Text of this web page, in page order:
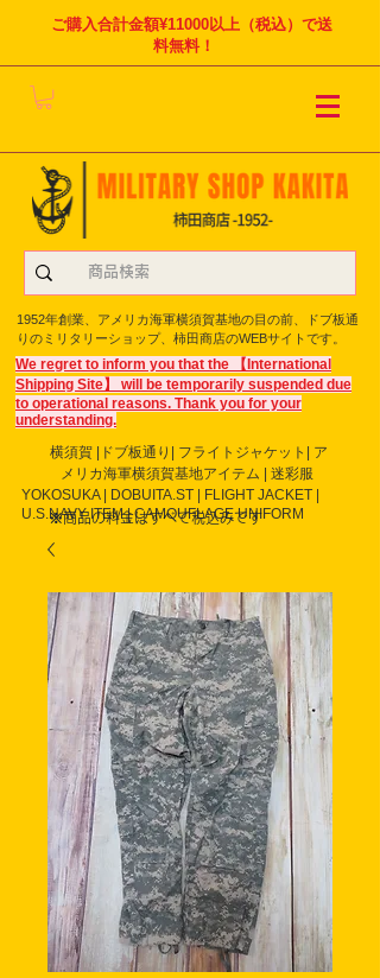
ご購入合計金額¥11000以上（税込）で送
料無料！
1952年創業、アメリカ海軍横須賀基地の目の前、ドブ板通
りのミリタリーショップ、柿田商店のWEBサイトです。
We regret to inform you that the 【International
Shipping Site】 will be temporarily suspended due
to operational reasons. Thank you for your
understanding.
横須賀 |ドブ板通り| フライト ジャケット| ア
メリカ海軍横須賀基地アイテム | 迷彩服
YOKOSUKA | DOBUITA.ST | FLIGHT JACKET |
U.S.NAVY ITEM | CAMOUFLAGE UNIFORM
※商品の料金はすべて税込みです